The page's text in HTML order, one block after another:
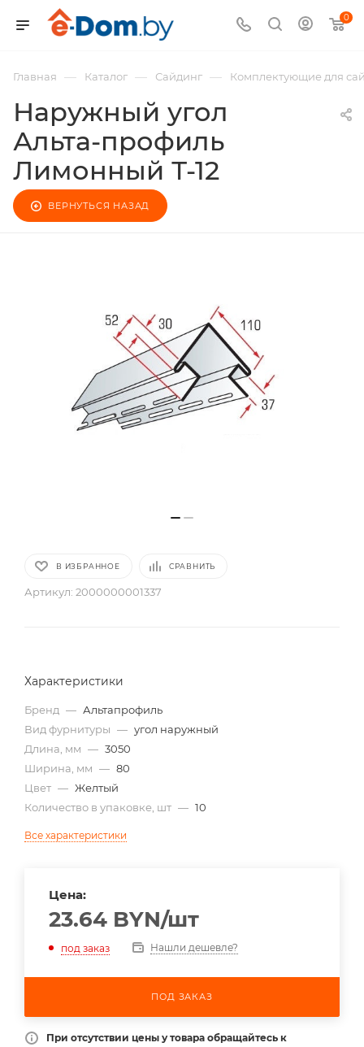
0
Главная — Каталог — Сайдинг — Комплектующие для
Наружный угол
Альта-профиль
Лимонный Т-12
ВЕРНУТЬСЯ НАЗАД
В ИЗБРАННОЕ СРАВНИТЬ
Артикул: 2000000001337
Характеристики
Бренд — Альтапрофиль
Вид фурнитуры — угол наружный
Длина, мм — 3050
Ширина, мм — 80
Цвет — Желтый
Количество в упаковке, шт — 10
Все характеристики
Цена:
23.64 BYN/шт
под заказ Нашли дешевле?
ПОД ЗАКАЗ
При отсутствии цены у товара обращайтесь к